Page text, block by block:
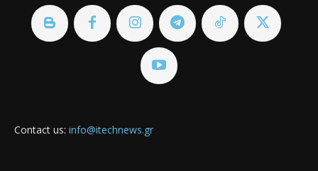
Contact us: info@itechnews.gr